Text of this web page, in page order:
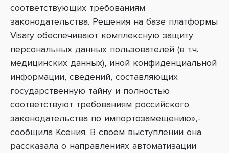
соответствующих требованиям
законодательства. Решения на базе платформы
Visary обеспечивают комплексную защиту
персональных данных пользователей (в т.ч.
медицинских данных), иной конфиденциальной
информации, сведений, составляющих
государственную тайну и полностью
соответствуют требованиям российского
законодательства по импортозамещению»,-
сообщила Ксения. В своем выступлении она
рассказала о направлениях автоматизации